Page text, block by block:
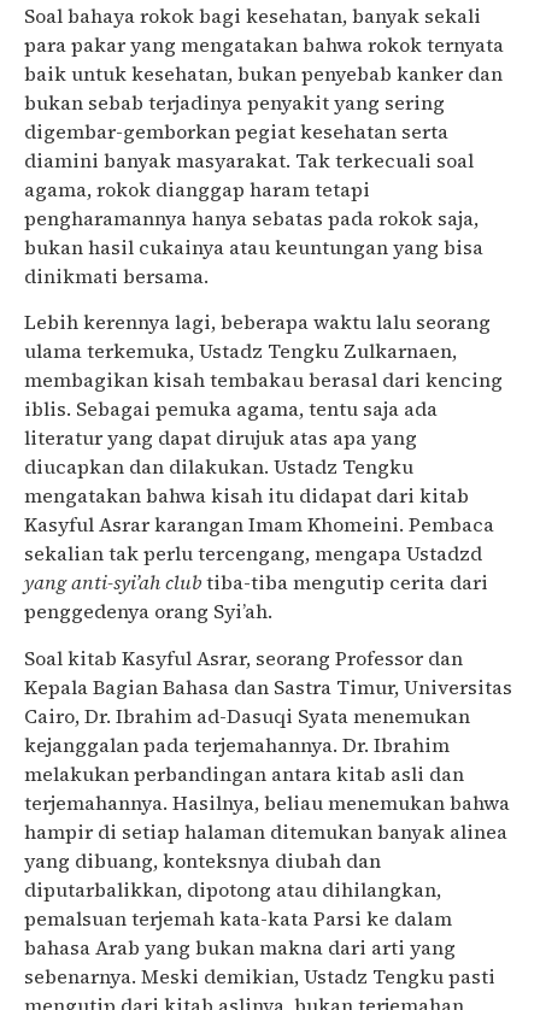
Soal bahaya rokok bagi kesehatan, banyak sekali
para pakar yang mengatakan bahwa rokok ternyata
baik untuk kesehatan, bukan penyebab kanker dan
bukan sebab terjadinya penyakit yang sering
digembar-gemborkan pegiat kesehatan serta
diamini banyak masyarakat. Tak terkecuali soal
agama, rokok dianggap haram tetapi
pengharamannya hanya sebatas pada rokok saja,
bukan hasil cukainya atau keuntungan yang bisa
dinikmati bersama.
Lebih kerennya lagi, beberapa waktu lalu seorang
ulama terkemuka, Ustadz Tengku Zulkarnaen,
membagikan kisah tembakau berasal dari kencing
iblis. Sebagai pemuka agama, tentu saja ada
literatur yang dapat dirujuk atas apa yang
diucapkan dan dilakukan. Ustadz Tengku
mengatakan bahwa kisah itu didapat dari kitab
Kasyful Asrar karangan Imam Khomeini. Pembaca
sekalian tak perlu tercengang, mengapa Ustadzd
yang anti-syi’ah clubtiba-tiba mengutip cerita dari
penggedenya orang Syi’ah.
Soal kitab Kasyful Asrar, seorang Professor dan
Kepala Bagian Bahasa dan Sastra Timur, Universitas
Cairo, Dr. Ibrahim ad-Dasuqi Syata menemukan
kejanggalan pada terjemahannya. Dr. Ibrahim
melakukan perbandingan antara kitab asli dan
terjemahannya. Hasilnya, beliau menemukan bahwa
hampir di setiap halaman ditemukan banyak alinea
yang dibuang, konteksnya diubah dan
diputarbalikkan, dipotong atau dihilangkan,
pemalsuan terjemah kata-kata Parsi ke dalam
bahasa Arab yang bukan makna dari arti yang
sebenarnya. Meski demikian, Ustadz Tengku pasti
mengutip dari kitab aslinya, bukan terjemahan